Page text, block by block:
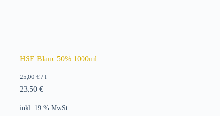
HSE Blanc 50% 1000ml
25,00 € / l
23,50 €
inkl. 19 % MwSt.